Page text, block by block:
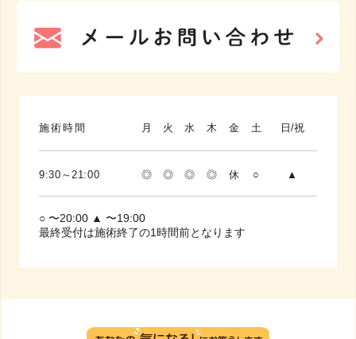
施術時間 月 火 水 木 金 土 日/祝
9:30～21:00 ◎ ◎ ◎ ◎ 休 ○ ▲
○ 〜20:00 ▲ 〜19:00
最終受付は施術終了の1時間前となります